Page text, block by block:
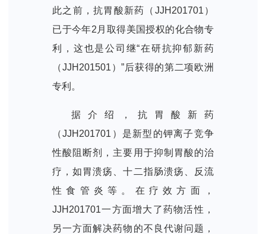
此之前，抗胃酸新药（JJH201701）
已于今年2月取得美国授权的化合物专
利，这也是公司继“在研抗抑郁新药
（JJH201501）”后获得的第二项欧洲
专利。
据介绍，抗胃酸新药
（JJH201701）是新型的钾离子竞争
性酸阻断剂，主要用于抑制胃酸的治
疗，如胃溃疡、十二指肠溃疡、反流
性食管炎等。在疗效方面，
JJH201701一方面增大了药物活性，
另一方面解决药物的不良代谢问题，